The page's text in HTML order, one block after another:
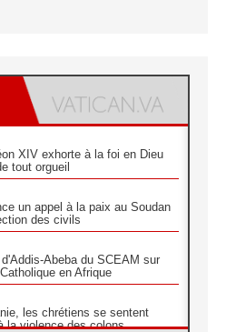
XIV exhorte à la foi en Dieu
tout orgueil
un appel à la paix au Soudan
des civils
d'Addis-Abeba du SCEAM sur
en Afrique
les chrétiens se sentent
la violence des colons